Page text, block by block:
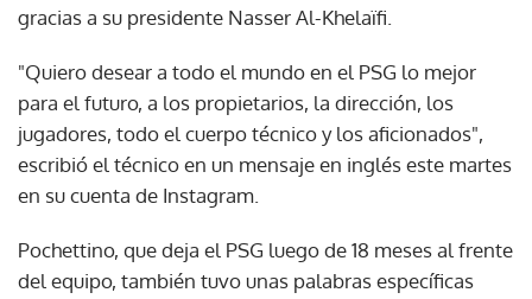
gracias a su presidente Nasser Al-Khelaïfi.
"Quiero desear a todo el mundo en el PSG lo mejor
para el futuro, a los propietarios, la dirección, los
jugadores, todo el cuerpo técnico y los aficionados",
escribió el técnico en un mensaje en inglés este martes
en su cuenta de Instagram.
Pochettino, que deja el PSG luego de 18 meses al frente
del equipo, también tuvo unas palabras específicas